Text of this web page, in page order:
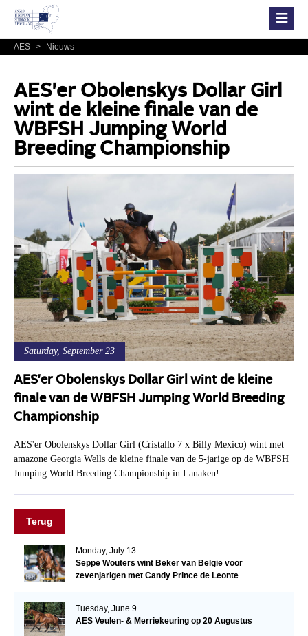
AES > Nieuws
AES'er Obolenskys Dollar Girl
wint de kleine finale van de
WBFSH Jumping World
Breeding Championship
Saturday, September 23
AES'er Obolenskys Dollar Girl wint de kleine
finale van de WBFSH Jumping World Breeding
Championship
AES'er Obolenskys Dollar Girl (Cristallo 7 x Billy Mexico) wint met
amazone Georgia Wells de kleine finale van de 5-jarige op de WBFSH
Jumping World Breeding Championship in Lanaken!
Terug
Monday, July 13
Seppe Wouters wint Beker van België voor
zevenjarigen met Candy Prince de Leonte
Tuesday, June 9
AES Veulen- & Merriekeuring op 20 Augustus